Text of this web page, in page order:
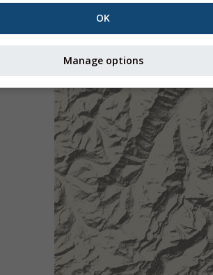
OK
Manage options